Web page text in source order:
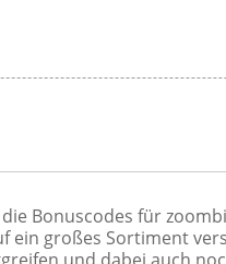
Bonuscodes für
ein großes Sortiment